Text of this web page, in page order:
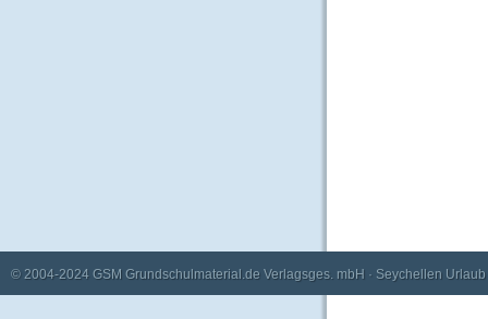
© 2004-2024 GSM Grundschulmaterial.de Verlagsges. mbH · Seychellen Urlaub